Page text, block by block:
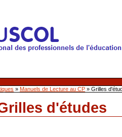
»Manuels de Lecture au CP »Grilles
d'études